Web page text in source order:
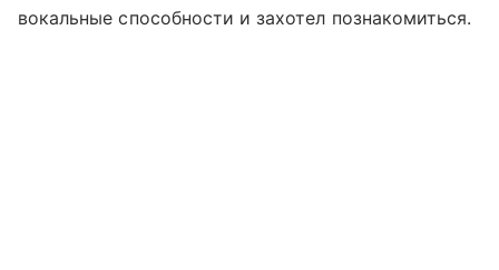
вокальные способности и захотел познакомиться.